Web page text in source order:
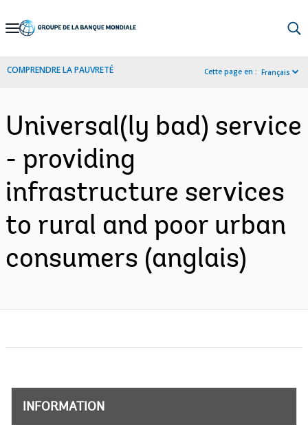
Skip
Navigation
COMPRENDRE LA PAUVRETÉ Cette page en : Français
Universal(ly bad) service
- providing
infrastructure services
to rural and poor urban
consumers (anglais)
INFORMATION